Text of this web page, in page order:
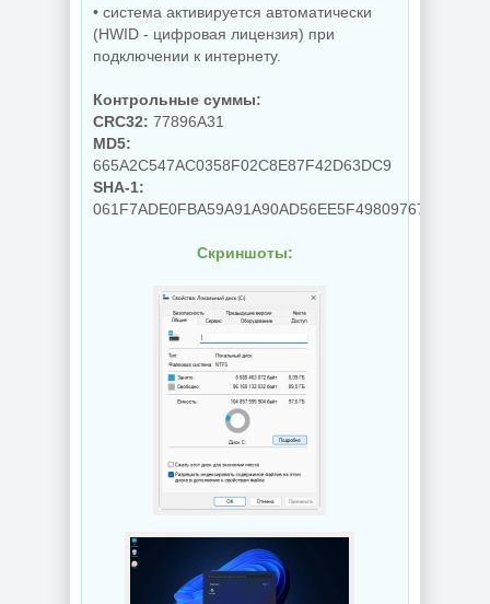
• система активируется автоматически
(HWID - цифровая лицензия) при
подключении к интернету.
Контрольные суммы:
CRC32: 77896A31
MD5:
665A2C547AC0358F02C8E87F42D63DC9
SHA-1:
061F7ADE0FBA59A91A90AD56EE5F49809767C870
Скриншоты: